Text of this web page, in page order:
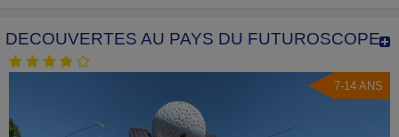
DECOUVERTES AU PAYS DU FUTUROSCOPE
7-14 ANS